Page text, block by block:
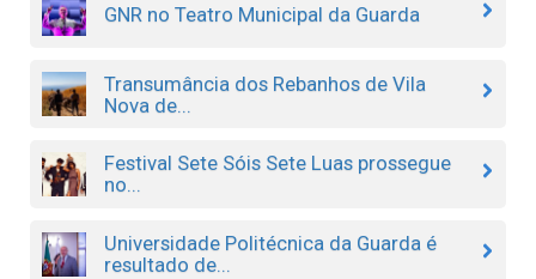
GNR no Teatro Municipal da Guarda
Transumância dos Rebanhos de Vila
Nova de...
Festival Sete Sóis Sete Luas prossegue
no...
Universidade Politécnica da Guarda é
resultado de...